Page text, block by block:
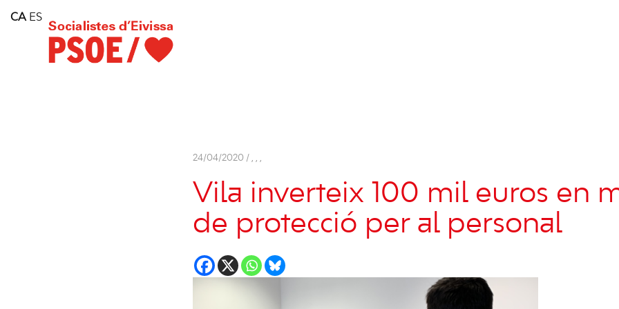
Consell Insular d'Eivissa
Services
24/04/2020 / , , ,
Vila inverteix 100 mil euros en
de protecció per al personal
CA ES